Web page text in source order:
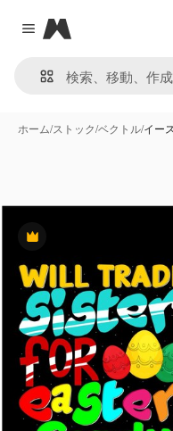
Close menu
Magnific
ホーム/ストック/ベクトル/イー
Premium